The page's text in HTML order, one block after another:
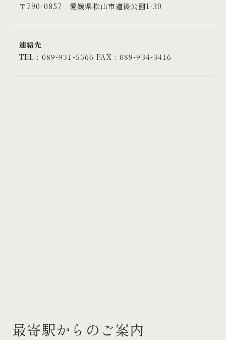
〒790-0857 愛媛県松山市道後公園1-30
連絡先
TEL : 089-931-5566 FAX : 089-934-3416
最寄駅からのご案内